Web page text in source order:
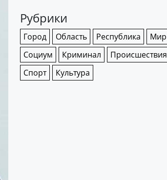
Рубрики
Город Область Республика
Мир
Социум
Криминал
Происшествия
Спорт
Культура